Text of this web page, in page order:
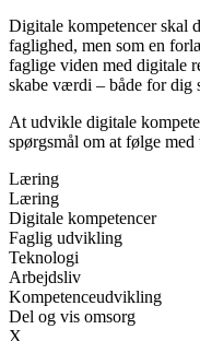
Digitale kompetencer skal
faglighed, men som en
faglige viden med digitale
skabe værdi – både for dig
At udvikle digitale
spørgsmål om at følge
Læring
Læring
Digitale kompetencer
Faglig udvikling
Teknologi
Arbejdsliv
Kompetenceudvikling
Del og vis omsorg
X